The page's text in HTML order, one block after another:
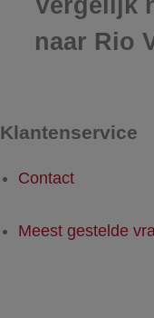
Vergelijk
naar Rio
Klantenservice
Contact
Meest gestelde